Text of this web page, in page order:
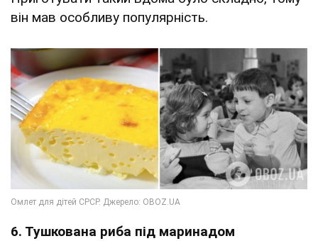
він мав особливу популярність.
6. Тушкована риба під маринадом